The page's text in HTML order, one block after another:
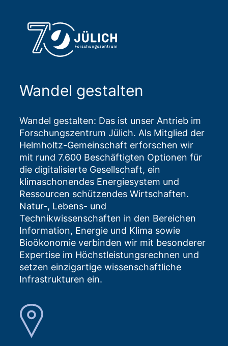
Wandel gestalten
Wandel gestalten: Das ist unser Antrieb im
Forschungszentrum Jülich. Als Mitglied der
Helmholtz-Gemeinschaft erforschen wir
mit rund 7.600 Beschäftigten Optionen für
die digitalisierte Gesellschaft, ein
klimaschonendes Energiesystem und
Ressourcen schützendes Wirtschaften.
Natur-, Lebens- und
Technikwissenschaften in den Bereichen
Information, Energie und Klima sowie
Bioökonomie verbinden wir mit besonderer
Expertise im Höchstleistungsrechnen und
setzen einzigartige wissenschaftliche
Infrastrukturen ein.